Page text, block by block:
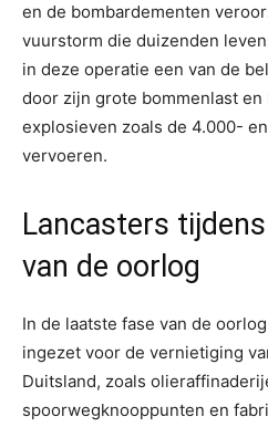
en de bombardementen
vuurstorm die duizenden
in deze operatie een van de
door zijn grote bommenlast
explosieven zoals de 4.000-
vervoeren.
Lancasters
van de oorlog
In de laatste fase van de
ingezet voor de vernietiging
Duitsland, zoals
spoorwegknooppunten en